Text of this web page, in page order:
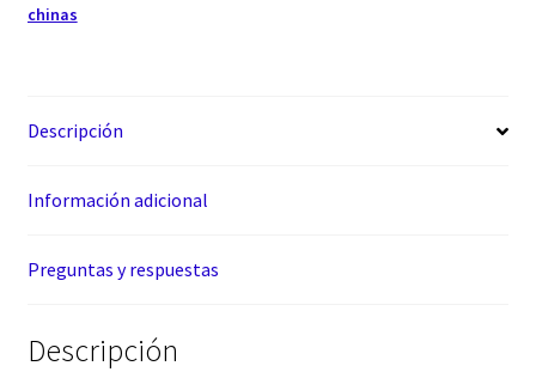
chinas
Descripción
Información adicional
Preguntas y respuestas
Descripción